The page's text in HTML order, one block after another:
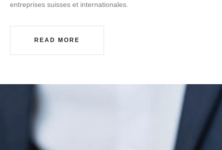
entreprises suisses et internationales.
READ MORE